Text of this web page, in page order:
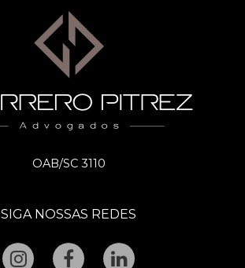
OAB/SC 3110
SIGA NOSSAS REDES